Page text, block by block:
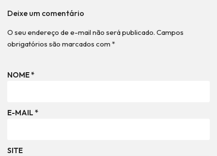
Deixe um comentário
O seu endereço de e-mail não será publicado. Campos
obrigatórios são marcados com *
NOME*
E-MAIL *
SITE